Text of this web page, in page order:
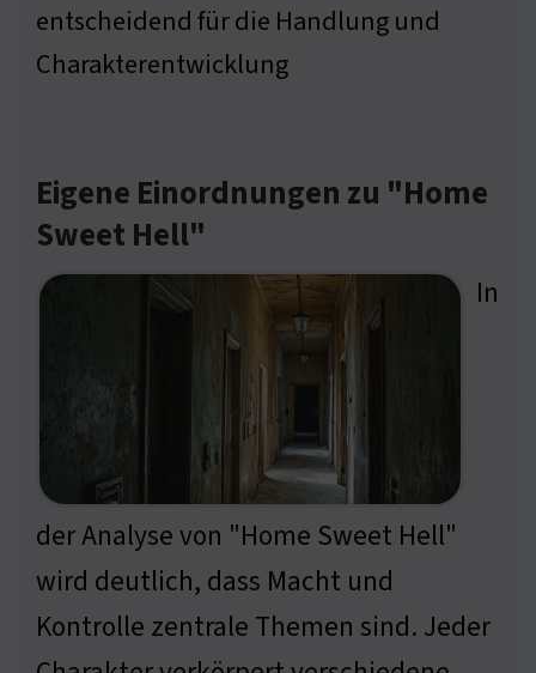
entscheidend für die Handlung und
Charakterentwicklung
Eigene Einordnungen zu "Home
Sweet Hell"
In
der Analyse von "Home Sweet Hell"
wird deutlich, dass Macht und
Kontrolle zentrale Themen sind. Jeder